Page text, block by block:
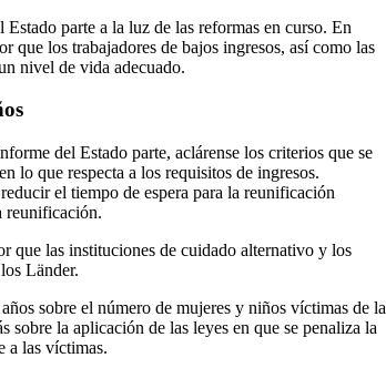
parte a la luz de las reformas en curso. En
que los trabajadores de bajos ingresos, así como las
nivel de vida adecuado.
del Estado parte, aclárense los criterios que se
lo que respecta a los requisitos de ingresos.
el tiempo de espera para la reunificación
reunificación.
que las instituciones de cuidado alternativo y los
Länder.
sobre el número de mujeres y niños víctimas de la
la aplicación de las leyes en que se penaliza la
a las víctimas.